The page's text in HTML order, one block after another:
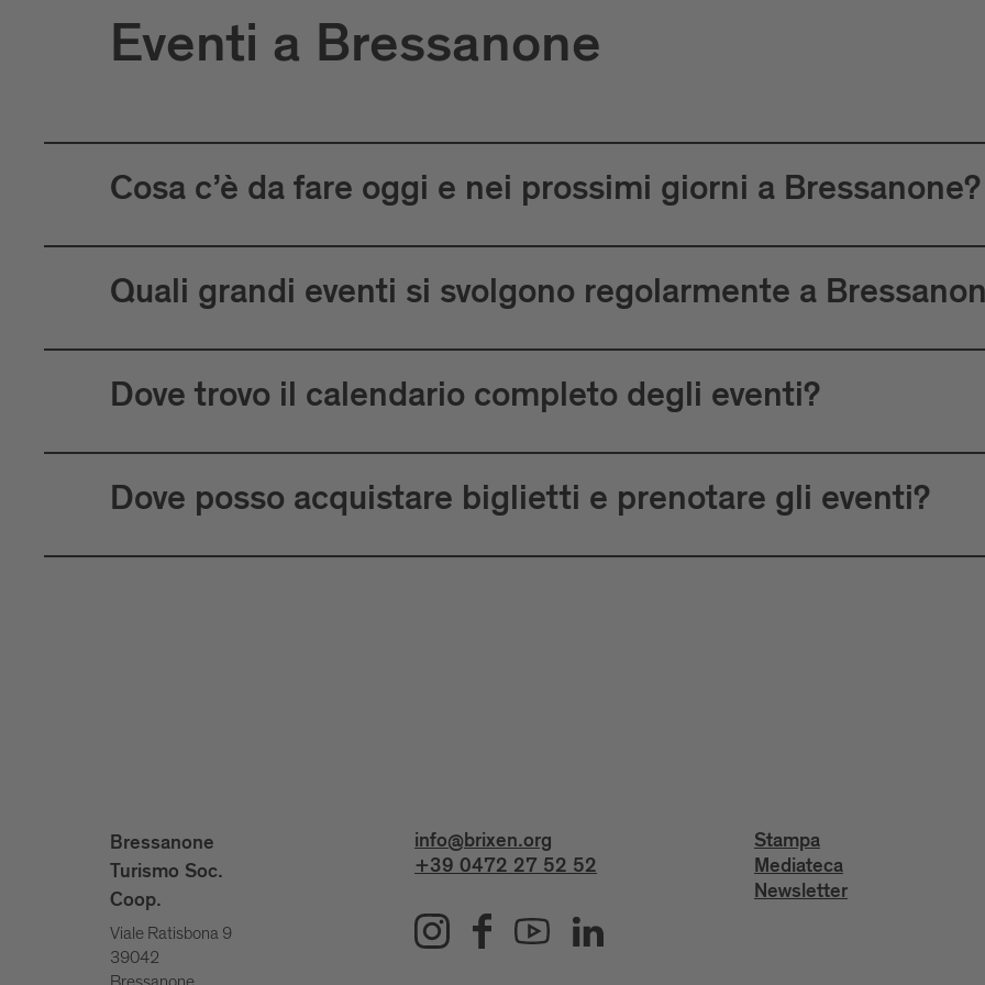
Eventi a Bressanone
Cosa c’è da fare oggi e nei prossimi giorni a Bressanone?
Quali grandi eventi si svolgono regolarmente a
Dove trovo il calendario completo degli eventi?
Dove posso acquistare biglietti e prenotare gli eventi?
Bressanone
Turismo Soc.
Coop.
Viale Ratisbona 9
39042
info@brixen.org
+39 0472 27 52 52
Stampa
Mediateca
Newsletter